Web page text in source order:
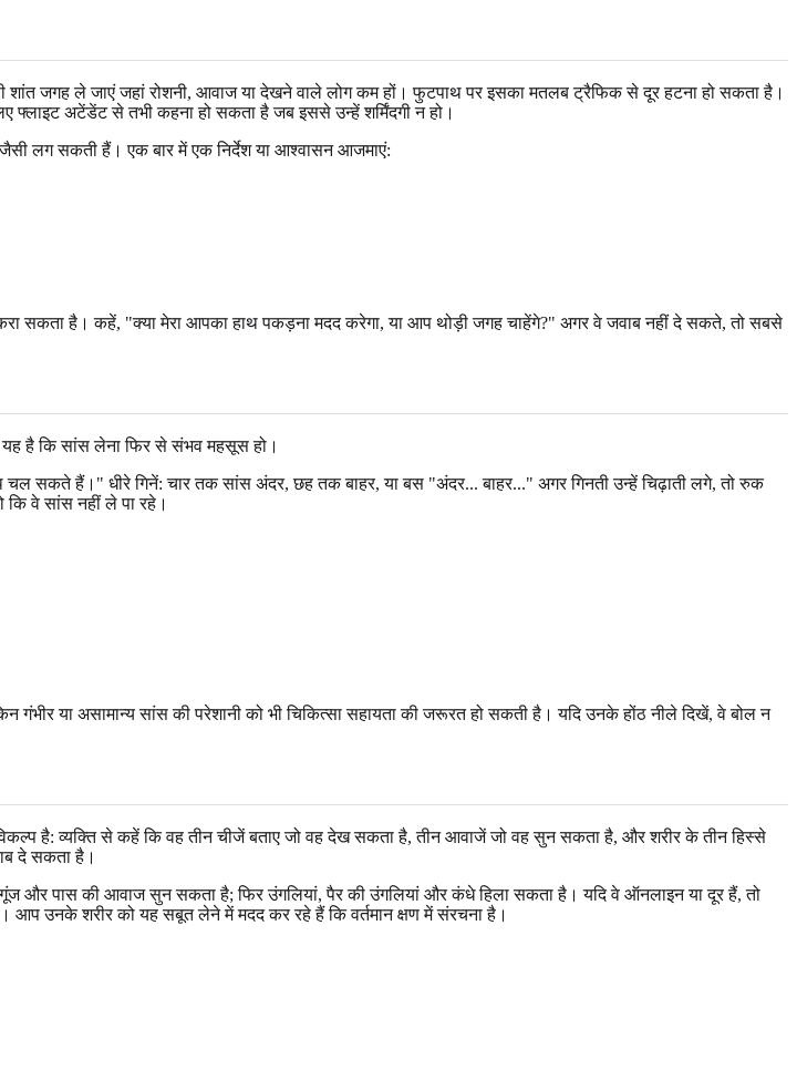
जगह ले जाएं जहां रोशनी, आवाज या देखने वाले लोग कम हों। फुटपाथ पर इसका मतलब ट्रैफिक से दूर हटना हो सकता है।
फ्लाइट अटेंडेंट से तभी कहना हो सकता है जब इससे उन्हें शर्मिंदगी न हो।
लग सकती हैं। एक बार में एक निर्देश या आश्वासन आजमाएं:
है। कहें, "क्या मेरा आपका हाथ पकड़ना मदद करेगा, या आप थोड़ी जगह चाहेंगे?" अगर वे जवाब नहीं दे सकते, तो सबसे
है कि सांस लेना फिर से संभव महसूस हो।
हैं।" धीरे गिनें: चार तक सांस अंदर, छह तक बाहर, या बस "अंदर... बाहर..." अगर गिनती उन्हें चिढ़ाती लगे, तो रुक
वे सांस नहीं ले पा रहे।
या असामान्य सांस की परेशानी को भी चिकित्सा सहायता की जरूरत हो सकती है। यदि उनके होंठ नीले दिखें, वे बोल न
है: व्यक्ति से कहें कि वह तीन चीजें बताए जो वह देख सकता है, तीन आवाजें जो वह सुन सकता है, और शरीर के तीन हिस्से
दे सकता है।
और पास की आवाज सुन सकता है; फिर उंगलियां, पैर की उंगलियां और कंधे हिला सकता है। यदि वे ऑनलाइन या दूर हैं, तो
उनके शरीर को यह सबूत लेने में मदद कर रहे हैं कि वर्तमान क्षण में संरचना है।